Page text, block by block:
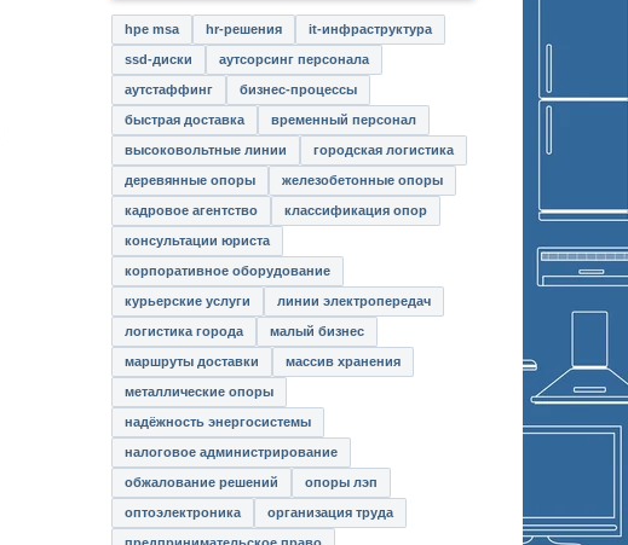
hpe msa hr-решения it-инфраструктура
ssd-диски аутсорсинг персонала
аутстаффинг бизнес-процессы
быстрая доставка временный персонал
высоковольтные линии городская логистика
деревянные опоры железобетонные опоры
кадровое агентство классификация опор
консультации юриста
корпоративное оборудование
курьерские услуги линии электропередач
логистика города малый бизнес
маршруты доставки массив хранения
металлические опоры
надёжность энергосистемы
налоговое администрирование
обжалование решений опоры лэп
оптоэлектроника организация труда